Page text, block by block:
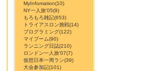
MyInfomation(10)
NY一人旅'05(9)
もろもろ雑記(653)
トライアスロン挑戦(14)
プログラミング(122)
マイブーム(90)
ランニング日誌(210)
ロンドン一人旅'07(7)
仮想日本一周ラン(39)
大会参加記(101)